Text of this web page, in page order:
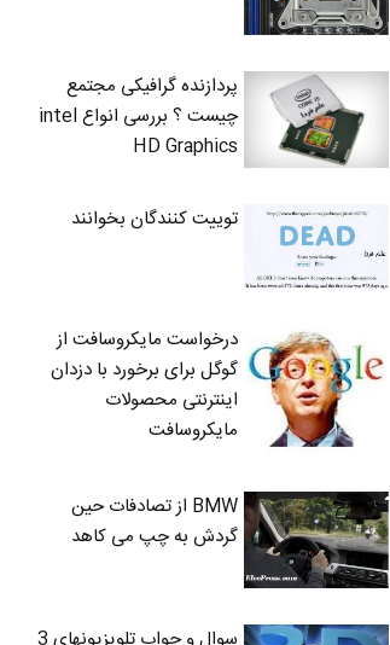
پردازنده گرافیکی مجتمع
چیست ؟ بررسی انواع intel
HD Graphics
توییت کنندگان بخوانند
درخواست مایکروسافت از
گوگل برای برخورد با دزدان
اینترنتی محصولات
مایکروسافت
BMW از تصادفات حین
گردش به چپ می کاهد